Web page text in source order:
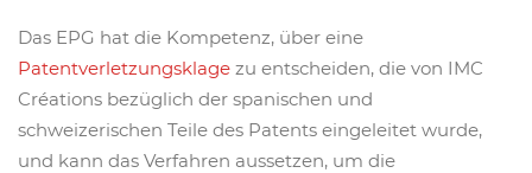
Das EPG hat die Kompetenz, über eine
Patentverletzungsklage zu entscheiden, die von IMC
Créations bezüglich der spanischen und
schweizerischen Teile des Patents eingeleitet wurde,
und kann das Verfahren aussetzen, um die